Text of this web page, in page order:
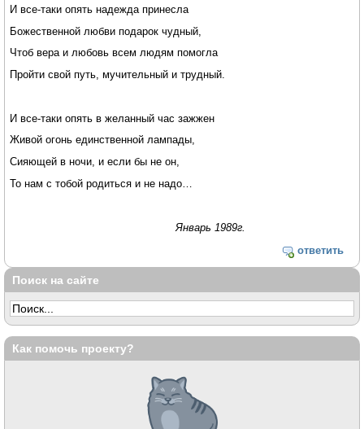
И все-таки опять надежда принесла
Божественной любви подарок чудный,
Чтоб вера и любовь всем людям помогла
Пройти свой путь, мучительный и трудный.
И все-таки опять в желанный час зажжен
Живой огонь единственной лампады,
Сияющей в ночи, и если бы не он,
То нам с тобой родиться и не надо…
Январь 1989г.
ответить
Поиск на сайте
Как помочь проекту?